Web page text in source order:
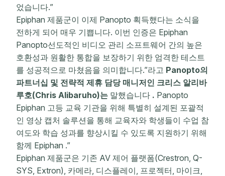
었습니다.”
Epiphan 제품군이 이제 Panopto 획득했다는 소식을
전하게 되어 매우 기쁩니다. 이번 인증은 Epiphan
Panopto선도적인 비디오 관리 소프트웨어 간의 높은
호환성과 원활한 통합을 보장하기 위한 엄격한 테스트
를 성공적으로 마쳤음을 의미합니다.”라고 Panopto의
파트너십 및 전략적 제휴 담당 매니저인 크리스 알리바
루호(Chris Alibaruho)는 말했습니다 . Panopto
Epiphan 고등 교육 기관을 위해 특별히 설계된 포괄적
인 영상 캡처 솔루션을 통해 교육자와 학생들이 수업 참
여도와 학습 성과를 향상시킬 수 있도록 지원하기 위해
함께 Epiphan .”
Epiphan 제품군은 기존 AV 제어 플랫폼(Crestron, Q-
SYS, Extron), 카메라, 디스플레이, 프로젝터, 마이크,